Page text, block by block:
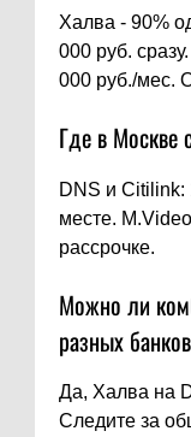
Халва - 90%
000 руб.
000 руб./мес.
Где в Москве
DNS и Citilink:
месте.
рассрочке.
Можно ли
разных
Да, Халва на
Следите за